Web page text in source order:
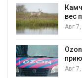
Авг 7, 2026